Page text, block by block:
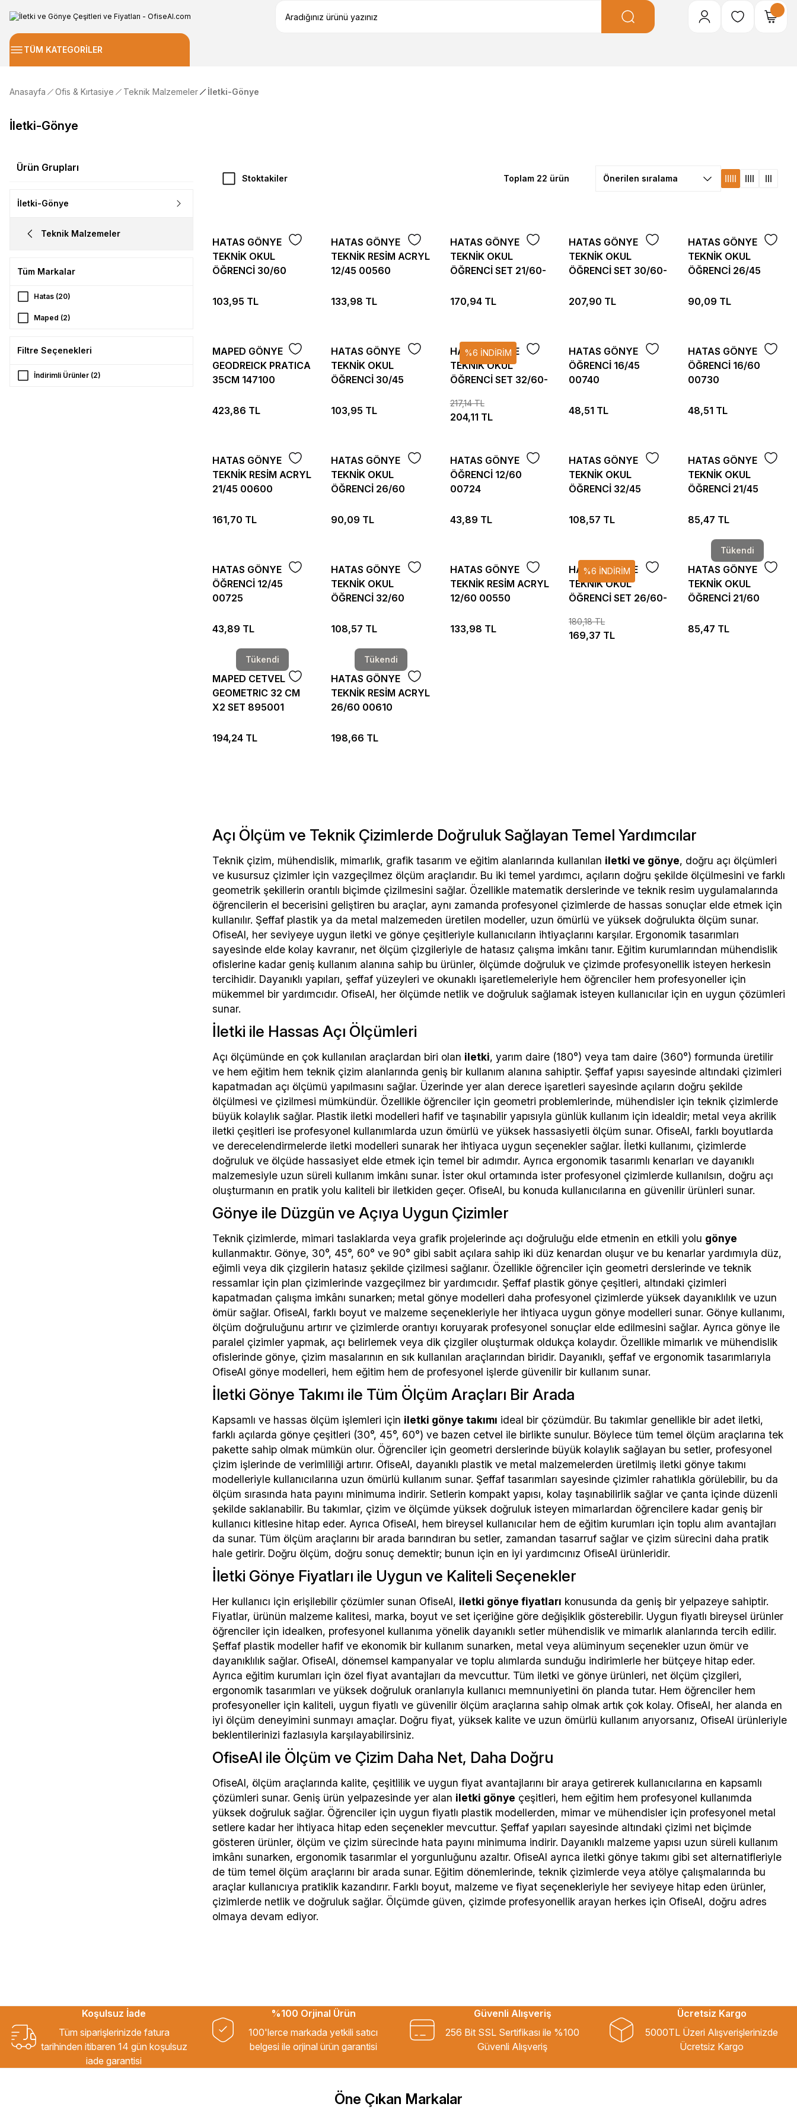
TÜM KATEGORİLER
Anasayfa Ofis & Kırtasiye Teknik Malzemeler İletki-Gönye
İletki-Gönye
Ürün Grupları
İletki-Gönye
Teknik Malzemeler
Tüm Markalar
Hatas (20)
Maped (2)
Filtre Seçenekleri
İndirimli Ürünler (2)
Stoktakiler Toplam 22 ürün
HATAS GÖNYE
TEKNİK OKUL
ÖĞRENCİ 30/60
103,95 TL
HATAS GÖNYE
TEKNİK RESİM ACRYL
12/45 00560
133,98 TL
HATAS GÖNYE
TEKNİK OKUL
ÖĞRENCİ SET 21/60-
170,94 TL
HATAS GÖNYE
TEKNİK OKUL
ÖĞRENCİ SET 30/60-
207,90 TL
HATAS GÖNYE
TEKNİK OKUL
ÖĞRENCİ 26/45
90,09 TL
MAPED GÖNYE
GEODREICK PRATICA
35CM 147100
423,86 TL
HATAS GÖNYE
TEKNİK OKUL
ÖĞRENCİ 30/45
103,95 TL
%6 İNDİRİM
HATAS GÖNYE
TEKNİK OKUL
ÖĞRENCİ SET 32/60-
217,14 TL
204,11 TL
HATAS GÖNYE
ÖĞRENCİ 16/45
00740
48,51 TL
HATAS GÖNYE
ÖĞRENCİ 16/60
00730
48,51 TL
HATAS GÖNYE
TEKNİK RESİM ACRYL
21/45 00600
161,70 TL
HATAS GÖNYE
TEKNİK OKUL
ÖĞRENCİ 26/60
90,09 TL
HATAS GÖNYE
ÖĞRENCİ 12/60
00724
43,89 TL
HATAS GÖNYE
TEKNİK OKUL
ÖĞRENCİ 32/45
108,57 TL
HATAS GÖNYE
TEKNİK OKUL
ÖĞRENCİ 21/45
85,47 TL
HATAS GÖNYE
ÖĞRENCİ 12/45
00725
43,89 TL
HATAS GÖNYE
TEKNİK OKUL
ÖĞRENCİ 32/60
108,57 TL
HATAS GÖNYE
TEKNİK RESİM ACRYL
12/60 00550
133,98 TL
%6 İNDİRİM
HATAS GÖNYE
TEKNİK OKUL
ÖĞRENCİ SET 26/60-
180,18 TL
169,37 TL
Tükendi
HATAS GÖNYE
TEKNİK OKUL
ÖĞRENCİ 21/60
85,47 TL
Tükendi
MAPED CETVEL
GEOMETRIC 32 CM
X2 SET 895001
194,24 TL
Tükendi
HATAS GÖNYE
TEKNİK RESİM ACRYL
26/60 00610
198,66 TL
Açı Ölçüm ve Teknik Çizimlerde Doğruluk Sağlayan Temel Yardımcılar
Teknik çizim, mühendislik, mimarlık, grafik tasarım ve eğitim alanlarında kullanılan iletki ve gönye, doğru açı ölçümleri
ve kusursuz çizimler için vazgeçilmez ölçüm araçlarıdır. Bu iki temel yardımcı, açıların doğru şekilde ölçülmesini ve farklı
geometrik şekillerin orantılı biçimde çizilmesini sağlar. Özellikle matematik derslerinde ve teknik resim uygulamalarında
öğrencilerin el becerisini geliştiren bu araçlar, aynı zamanda profesyonel çizimlerde de hassas sonuçlar elde etmek için
kullanılır. Şeffaf plastik ya da metal malzemeden üretilen modeller, uzun ömürlü ve yüksek doğrulukta ölçüm sunar.
OfiseAl, her seviyeye uygun iletki ve gönye çeşitleriyle kullanıcıların ihtiyaçlarını karşılar. Ergonomik tasarımları
sayesinde elde kolay kavranır, net ölçüm çizgileriyle de hatasız çalışma imkânı tanır. Eğitim kurumlarından mühendislik
ofislerine kadar geniş kullanım alanına sahip bu ürünler, ölçümde doğruluk ve çizimde profesyonellik isteyen herkesin
tercihidir. Dayanıklı yapıları, şeffaf yüzeyleri ve okunaklı işaretlemeleriyle hem öğrenciler hem profesyoneller için
mükemmel bir yardımcıdır. OfiseAl, her ölçümde netlik ve doğruluk sağlamak isteyen kullanıcılar için en uygun çözümleri
sunar.
İletki ile Hassas Açı Ölçümleri
Açı ölçümünde en çok kullanılan araçlardan biri olan iletki, yarım daire (180°) veya tam daire (360°) formunda üretilir
ve hem eğitim hem teknik çizim alanlarında geniş bir kullanım alanına sahiptir. Şeffaf yapısı sayesinde altındaki çizimleri
kapatmadan açı ölçümü yapılmasını sağlar. Üzerinde yer alan derece işaretleri sayesinde açıların doğru şekilde
ölçülmesi ve çizilmesi mümkündür. Özellikle öğrenciler için geometri problemlerinde, mühendisler için teknik çizimlerde
büyük kolaylık sağlar. Plastik iletki modelleri hafif ve taşınabilir yapısıyla günlük kullanım için idealdir; metal veya akrilik
iletki çeşitleri ise profesyonel kullanımlarda uzun ömürlü ve yüksek hassasiyetli ölçüm sunar. OfiseAl, farklı boyutlarda
ve derecelendirmelerde iletki modelleri sunarak her ihtiyaca uygun seçenekler sağlar. İletki kullanımı, çizimlerde
doğruluk ve ölçüde hassasiyet elde etmek için temel bir adımdır. Ayrıca ergonomik tasarımlı kenarları ve dayanıklı
malzemesiyle uzun süreli kullanım imkânı sunar. İster okul ortamında ister profesyonel çizimlerde kullanılsın, doğru açı
oluşturmanın en pratik yolu kaliteli bir iletkiden geçer. OfiseAl, bu konuda kullanıcılarına en güvenilir ürünleri sunar.
Gönye ile Düzgün ve Açıya Uygun Çizimler
Teknik çizimlerde, mimari taslaklarda veya grafik projelerinde açı doğruluğu elde etmenin en etkili yolu gönye
kullanmaktır. Gönye, 30°, 45°, 60° ve 90° gibi sabit açılara sahip iki düz kenardan oluşur ve bu kenarlar yardımıyla düz,
eğimli veya dik çizgilerin hatasız şekilde çizilmesi sağlanır. Özellikle öğrenciler için geometri derslerinde ve teknik
ressamlar için plan çizimlerinde vazgeçilmez bir yardımcıdır. Şeffaf plastik gönye çeşitleri, altındaki çizimleri
kapatmadan çalışma imkânı sunarken; metal gönye modelleri daha profesyonel çizimlerde yüksek dayanıklılık ve uzun
ömür sağlar. OfiseAl, farklı boyut ve malzeme seçenekleriyle her ihtiyaca uygun gönye modelleri sunar. Gönye kullanımı,
ölçüm doğruluğunu artırır ve çizimlerde orantıyı koruyarak profesyonel sonuçlar elde edilmesini sağlar. Ayrıca gönye ile
paralel çizimler yapmak, açı belirlemek veya dik çizgiler oluşturmak oldukça kolaydır. Özellikle mimarlık ve mühendislik
ofislerinde gönye, çizim masalarının en sık kullanılan araçlarından biridir. Dayanıklı, şeffaf ve ergonomik tasarımlarıyla
OfiseAl gönye modelleri, hem eğitim hem de profesyonel işlerde güvenilir bir kullanım sunar.
İletki Gönye Takımı ile Tüm Ölçüm Araçları Bir Arada
Kapsamlı ve hassas ölçüm işlemleri için iletki gönye takımı ideal bir çözümdür. Bu takımlar genellikle bir adet iletki,
farklı açılarda gönye çeşitleri (30°, 45°, 60°) ve bazen cetvel ile birlikte sunulur. Böylece tüm temel ölçüm araçlarına tek
pakette sahip olmak mümkün olur. Öğrenciler için geometri derslerinde büyük kolaylık sağlayan bu setler, profesyonel
çizim işlerinde de verimliliği artırır. OfiseAl, dayanıklı plastik ve metal malzemelerden üretilmiş iletki gönye takımı
modelleriyle kullanıcılarına uzun ömürlü kullanım sunar. Şeffaf tasarımları sayesinde çizimler rahatlıkla görülebilir, bu da
ölçüm sırasında hata payını minimuma indirir. Setlerin kompakt yapısı, kolay taşınabilirlik sağlar ve çanta içinde düzenli
şekilde saklanabilir. Bu takımlar, çizim ve ölçümde yüksek doğruluk isteyen mimarlardan öğrencilere kadar geniş bir
kullanıcı kitlesine hitap eder. Ayrıca OfiseAl, hem bireysel kullanıcılar hem de eğitim kurumları için toplu alım avantajları
da sunar. Tüm ölçüm araçlarını bir arada barındıran bu setler, zamandan tasarruf sağlar ve çizim sürecini daha pratik
hale getirir. Doğru ölçüm, doğru sonuç demektir; bunun için en iyi yardımcınız OfiseAl ürünleridir.
İletki Gönye Fiyatları ile Uygun ve Kaliteli Seçenekler
Her kullanıcı için erişilebilir çözümler sunan OfiseAl, iletki gönye fiyatları konusunda da geniş bir yelpazeye sahiptir.
Fiyatlar, ürünün malzeme kalitesi, marka, boyut ve set içeriğine göre değişiklik gösterebilir. Uygun fiyatlı bireysel ürünler
öğrenciler için idealken, profesyonel kullanıma yönelik dayanıklı setler mühendislik ve mimarlık alanlarında tercih edilir.
Şeffaf plastik modeller hafif ve ekonomik bir kullanım sunarken, metal veya alüminyum seçenekler uzun ömür ve
dayanıklılık sağlar. OfiseAl, dönemsel kampanyalar ve toplu alımlarda sunduğu indirimlerle her bütçeye hitap eder.
Ayrıca eğitim kurumları için özel fiyat avantajları da mevcuttur. Tüm iletki ve gönye ürünleri, net ölçüm çizgileri,
ergonomik tasarımları ve yüksek doğruluk oranlarıyla kullanıcı memnuniyetini ön planda tutar. Hem öğrenciler hem
profesyoneller için kaliteli, uygun fiyatlı ve güvenilir ölçüm araçlarına sahip olmak artık çok kolay. OfiseAl, her alanda en
iyi ölçüm deneyimini sunmayı amaçlar. Doğru fiyat, yüksek kalite ve uzun ömürlü kullanım arıyorsanız, OfiseAl ürünleriyle
beklentilerinizi fazlasıyla karşılayabilirsiniz.
OfiseAl ile Ölçüm ve Çizim Daha Net, Daha Doğru
OfiseAl, ölçüm araçlarında kalite, çeşitlilik ve uygun fiyat avantajlarını bir araya getirerek kullanıcılarına en kapsamlı
çözümleri sunar. Geniş ürün yelpazesinde yer alan iletki gönye çeşitleri, hem eğitim hem profesyonel kullanımda
yüksek doğruluk sağlar. Öğrenciler için uygun fiyatlı plastik modellerden, mimar ve mühendisler için profesyonel metal
setlere kadar her ihtiyaca hitap eden seçenekler mevcuttur. Şeffaf yapıları sayesinde altındaki çizimi net biçimde
gösteren ürünler, ölçüm ve çizim sürecinde hata payını minimuma indirir. Dayanıklı malzeme yapısı uzun süreli kullanım
imkânı sunarken, ergonomik tasarımlar el yorgunluğunu azaltır. OfiseAl ayrıca iletki gönye takımı gibi set alternatifleriyle
de tüm temel ölçüm araçlarını bir arada sunar. Eğitim dönemlerinde, teknik çizimlerde veya atölye çalışmalarında bu
araçlar kullanıcıya pratiklik kazandırır. Farklı boyut, malzeme ve fiyat seçenekleriyle her seviyeye hitap eden ürünler,
çizimlerde netlik ve doğruluk sağlar. Ölçümde güven, çizimde profesyonellik arayan herkes için OfiseAl, doğru adres
olmaya devam ediyor.
Koşulsuz İade
Tüm siparişlerinizde fatura
tarihinden itibaren 14 gün koşulsuz
iade garantisi
%100 Orjinal Ürün
100'lerce markada yetkili satıcı
belgesi ile orjinal ürün garantisi
Güvenli Alışveriş
256 Bit SSL Sertifikası ile %100
Güvenli Alışveriş
Ücretsiz Kargo
5000TL Üzeri Alışverişlerinizde
Ücretsiz Kargo
Öne Çıkan Markalar